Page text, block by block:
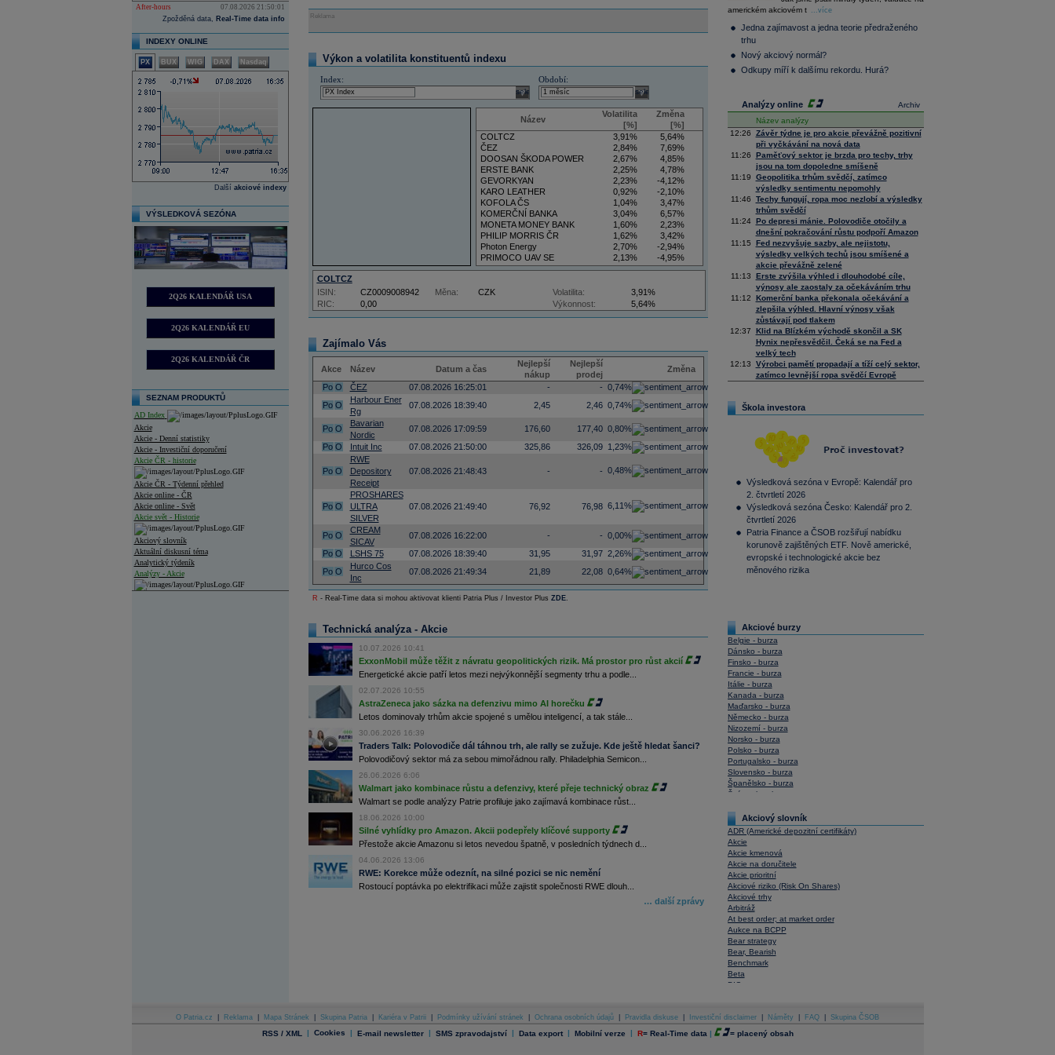
After-hours
07.08.2026 21:50:01
Zpožděná data, Real-Time data info
INDEXY ONLINE
PX BUX WIG DAX Nasdaq
Další akciové indexy
VÝSLEDKOVÁ SEZÓNA
2Q26 KALENDÁŘ USA
2Q26 KALENDÁŘ EU
2Q26 KALENDÁŘ ČR
SEZNAM PRODUKTŮ
AD Index
Akcie
Akcie - Denní statistiky
Akcie - Investiční doporučení
Akcie ČR - historie
Akcie ČR - Týdenní přehled
Akcie online - ČR
Akcie online - Svět
Akcie svět - Historie
Akciový slovník
Aktuální diskusní téma
Analytický týdeník
Analýzy - Akcie
DATA EXPORT
Databanka - Akcie
Reklama
Výkon a volatilita konstituentů indexu
Index:
select
Období:
select
Název
Volatilita
[%]
Změna
[%]
COLTCZ
3,91%
5,64%
ČEZ
2,84%
7,69%
DOOSAN ŠKODA POWER
2,67%
4,85%
ERSTE BANK
2,25%
4,78%
GEVORKYAN
2,23%
-4,12%
KARO LEATHER
0,92%
-2,10%
KOFOLA ČS
1,04%
3,47%
KOMERČNÍ BANKA
3,04%
6,57%
MONETA MONEY BANK
1,60%
2,23%
PHILIP MORRIS ČR
1,62%
3,42%
Photon Energy
2,70%
-2,94%
PRIMOCO UAV SE
2,13%
-4,95%
VIG
4,09%
11,61%
COLTCZ
RIC: 0,00
ISIN: CZ0009008942 Měna: CZK Volatilita:
3,91%
Výkonnost:
5,64%
Zajímalo Vás
Akce Název Datum a čas
Nejlepší
nákup
Nejlepší
prodej
Změna
Po O ČEZ 07.08.2026 16:25:01 - - 0,74%
Po O
Harbour Ener
Rg
07.08.2026 18:39:40 2,45 2,46 0,74%
Po O
Bavarian
Nordic
07.08.2026 17:09:59 176,60 177,40 0,80%
Po O Intuit Inc 07.08.2026 21:50:00 325,86 326,09 1,23%
Po O
RWE
Depository
Receipt
07.08.2026 21:48:43 - - 0,48%
Po O
PROSHARES
ULTRA
SILVER
07.08.2026 21:49:40 76,92 76,98 6,11%
Po O
CREAM
SICAV
07.08.2026 16:22:00 - - 0,00%
Po O LSHS 75 07.08.2026 18:39:40 31,95 31,97 2,26%
Po O
Hurco Cos
Inc
07.08.2026 21:49:34 21,89 22,08 0,64%
R - Real-Time data si mohou aktivovat klienti Patria Plus / Investor Plus ZDE.
Technická analýza - Akcie
10.07.2026 10:41
ExxonMobil může těžit z návratu geopolitických rizik. Má prostor pro růst akcií
Energetické akcie patří letos mezi nejvýkonnější segmenty trhu a podle...
02.07.2026 10:55
AstraZeneca jako sázka na defenzivu mimo AI horečku
Letos dominovaly trhům akcie spojené s umělou inteligencí, a tak stále...
30.06.2026 16:39
Traders Talk: Polovodiče dál táhnou trh, ale rally se zužuje. Kde ještě hledat šanci?
Polovodičový sektor má za sebou mimořádnou rally. Philadelphia Semicon...
26.06.2026 6:06
Walmart jako kombinace růstu a defenzivy, které přeje technický obraz
Walmart se podle analýzy Patrie profiluje jako zajímavá kombinace růst...
18.06.2026 10:00
Silné vyhlídky pro Amazon. Akcii podepřely klíčové supporty
Přestože akcie Amazonu si letos nevedou špatně, v posledních týdnech d...
04.06.2026 13:06
RWE: Korekce může odeznít, na silné pozici se nic nemění
Rostoucí poptávka po elektrifikaci může zajistit společnosti RWE dlouh...
… další zprávy
Composite
36 376,98 0,67
Tecdax
Performance
index
4 068,78
americkém akciovém t
...více
Jedna zajímavost a jedna teorie předraženého
trhu
Nový akciový normál?
Odkupy míří k dalšímu rekordu. Hurá?
Archiv
Analýzy online
Název analýzy
12:26
Závěr týdne je pro akcie převážně pozitivní
při vyčkávání na nová data
11:26
Paměťový sektor je brzda pro techy, trhy
jsou na tom dopoledne smíšeně
11:19
Geopolitika trhům svědčí, zatímco
výsledky sentimentu nepomohly
11:46
Techy fungují, ropa moc nezlobí a výsledky
trhům svědčí
11:24
Po depresi mánie. Polovodiče otočily a
dnešní pokračování růstu podpoří Amazon
11:15
Fed nezvyšuje sazby, ale nejistotu,
výsledky velkých techů jsou smíšené a
akcie převážně zelené
11:13
Erste zvýšila výhled i dlouhodobé cíle,
výnosy ale zaostaly za očekáváním trhu
11:12
Komerční banka překonala očekávání a
zlepšila výhled. Hlavní výnosy však
zůstávají pod tlakem
12:37
Klid na Blízkém východě skončil a SK
Hynix nepřesvědčil. Čeká se na Fed a
velký tech
12:13
Výrobci pamětí propadají a tíží celý sektor,
zatímco levnější ropa svědčí Evropě
Škola investora
Výsledková sezóna v Evropě: Kalendář pro
2. čtvrtletí 2026
Výsledková sezóna Česko: Kalendář pro 2.
čtvrtletí 2026
Patria Finance a ČSOB rozšiřují nabídku
korunově zajištěných ETF. Nově americké,
evropské i technologické akcie bez
měnového rizika
Akciové burzy
Belgie - burza
Dánsko - burza
Finsko - burza
Francie - burza
Itálie - burza
Kanada - burza
Maďarsko - burza
Německo - burza
Nizozemí - burza
Norsko - burza
Polsko - burza
Portugalsko - burza
Slovensko - burza
Španělsko - burza
Švýcarsko - burza
Akciový slovník
ADR (Americké depozitní certifikáty)
Akcie
Akcie kmenová
Akcie na doručitele
Akcie prioritní
Akciové riziko (Risk On Shares)
Akciové trhy
Arbitráž
At best order; at market order
Aukce na BCPP
Bear strategy
Bear, Bearish
Benchmark
Beta
BIC
Bonita
Book To Bill Ratio
Book Value
O Patria.cz Reklama Mapa Stránek Skupina Patria Kariéra v Patrii Podmínky užívání stránek Ochrana osobních údajů Pravidla diskuse Investiční disclaimer Náměty FAQ Skupina ČSOB
RSS / XML | Cookies | E-mail newsletter | SMS zpravodajství | Data export | Mobilní verze | R= Real-Time data | = placený obsah